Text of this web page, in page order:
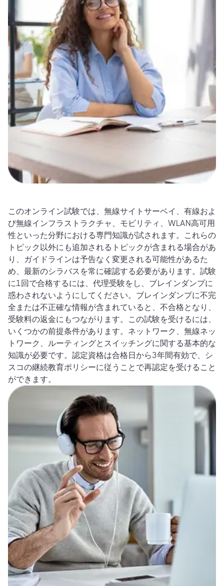
このオンライン試験では、無線サイトサーベイ、有線およ
び無線インフラストラクチャ、モビリティ、WLAN高可用
性といった分野における専門知識が試されます。これらの
トピック以外にも追加されるトピックが含まれる場合があ
り、ガイドラインは予告なく変更される可能性があるた
め、最新のシラバスを常に確認する必要があります。試験
に1回で合格するには、代理受験をし、ブレインダンプに
惑わされないようにしてください。ブレインダンプに不完
全または不正確な情報が含まれていると、不合格となり、
受験料の返金にもつながります。この試験を受けるには、
いくつかの前提条件があります。ネットワーク、無線ネッ
トワーク、ルーティングとスイッチングに関する基本的な
知識が必要です。認定資格は合格日から3年間有効で、シ
スコの継続教育ポリシーに従うことで再認定を受けること
ができます。